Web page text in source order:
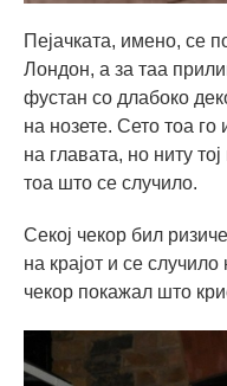
Пејачката, имено, се
Лондон, а за таа
фустан со длабоко
на нозете. Сето тоа
на главата, но ниту
тоа што се случило.
Секој чекор бил
на крајот и се
чекор покажал што